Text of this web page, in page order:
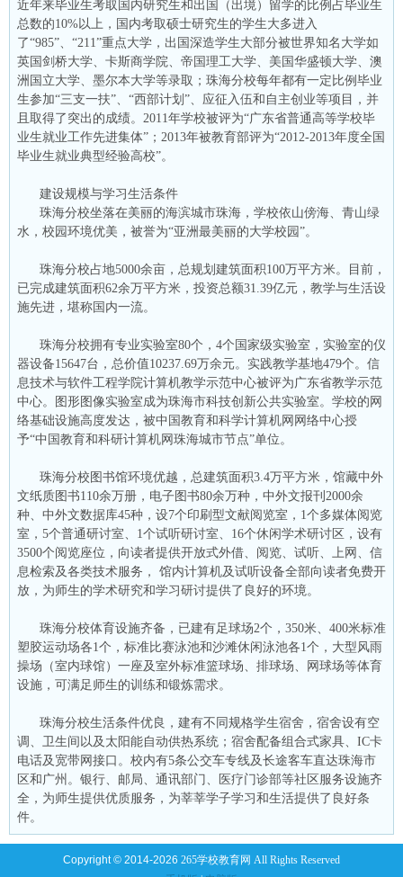
近年来毕业生考取国内研究生和出国（出境）留学的比例占毕业生
总数的10%以上，国内考取硕士研究生的学生大多进入
了“985”、“211”重点大学，出国深造学生大部分被世界知名大学如
英国剑桥大学、卡斯商学院、帝国理工大学、美国华盛顿大学、澳
洲国立大学、墨尔本大学等录取；珠海分校每年都有一定比例毕业
生参加“三支一扶”、“西部计划”、应征入伍和自主创业等项目，并
且取得了突出的成绩。2011年学校被评为“广东省普通高等学校毕
业生就业工作先进集体”；2013年被教育部评为“2012-2013年度全国
毕业生就业典型经验高校”。
建设规模与学习生活条件
珠海分校坐落在美丽的海滨城市珠海，学校依山傍海、青山绿
水，校园环境优美，被誉为“亚洲最美丽的大学校园”。
珠海分校占地5000余亩，总规划建筑面积100万平方米。目前，
已完成建筑面积62余万平方米，投资总额31.39亿元，教学与生活设
施先进，堪称国内一流。
珠海分校拥有专业实验室80个，4个国家级实验室，实验室的仪
器设备15647台，总价值10237.69万余元。实践教学基地479个。信
息技术与软件工程学院计算机教学示范中心被评为广东省教学示范
中心。图形图像实验室成为珠海市科技创新公共实验室。学校的网
络基础设施高度发达，被中国教育和科学计算机网网络中心授
予“中国教育和科研计算机网珠海城市节点”单位。
珠海分校图书馆环境优越，总建筑面积3.4万平方米，馆藏中外
文纸质图书110余万册，电子图书80余万种，中外文报刊2000余
种、中外文数据库45种，设7个印刷型文献阅览室，1个多媒体阅览
室，5个普通研讨室、1个试听研讨室、16个休闲学术研讨区，设有
3500个阅览座位，向读者提供开放式外借、阅览、试听、上网、信
息检索及各类技术服务， 馆内计算机及试听设备全部向读者免费开
放，为师生的学术研究和学习研讨提供了良好的环境。
珠海分校体育设施齐备，已建有足球场2个，350米、400米标准
塑胶运动场各1个，标准比赛泳池和沙滩休闲泳池各1个，大型风雨
操场（室内球馆）一座及室外标准篮球场、排球场、网球场等体育
设施，可满足师生的训练和锻炼需求。
珠海分校生活条件优良，建有不同规格学生宿舍，宿舍设有空
调、卫生间以及太阳能自动供热系统；宿舍配备组合式家具、IC卡
电话及宽带网接口。校内有5条公交车专线及长途客车直达珠海市
区和广州。银行、邮局、通讯部门、医疗门诊部等社区服务设施齐
全，为师生提供优质服务，为莘莘学子学习和生活提供了良好条
件。
Copyright © 2014-2026 265学校教育网 All Rights Reserved